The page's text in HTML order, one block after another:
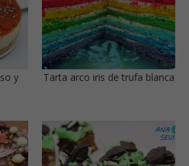
y
Tarta arco iris de trufa blanca